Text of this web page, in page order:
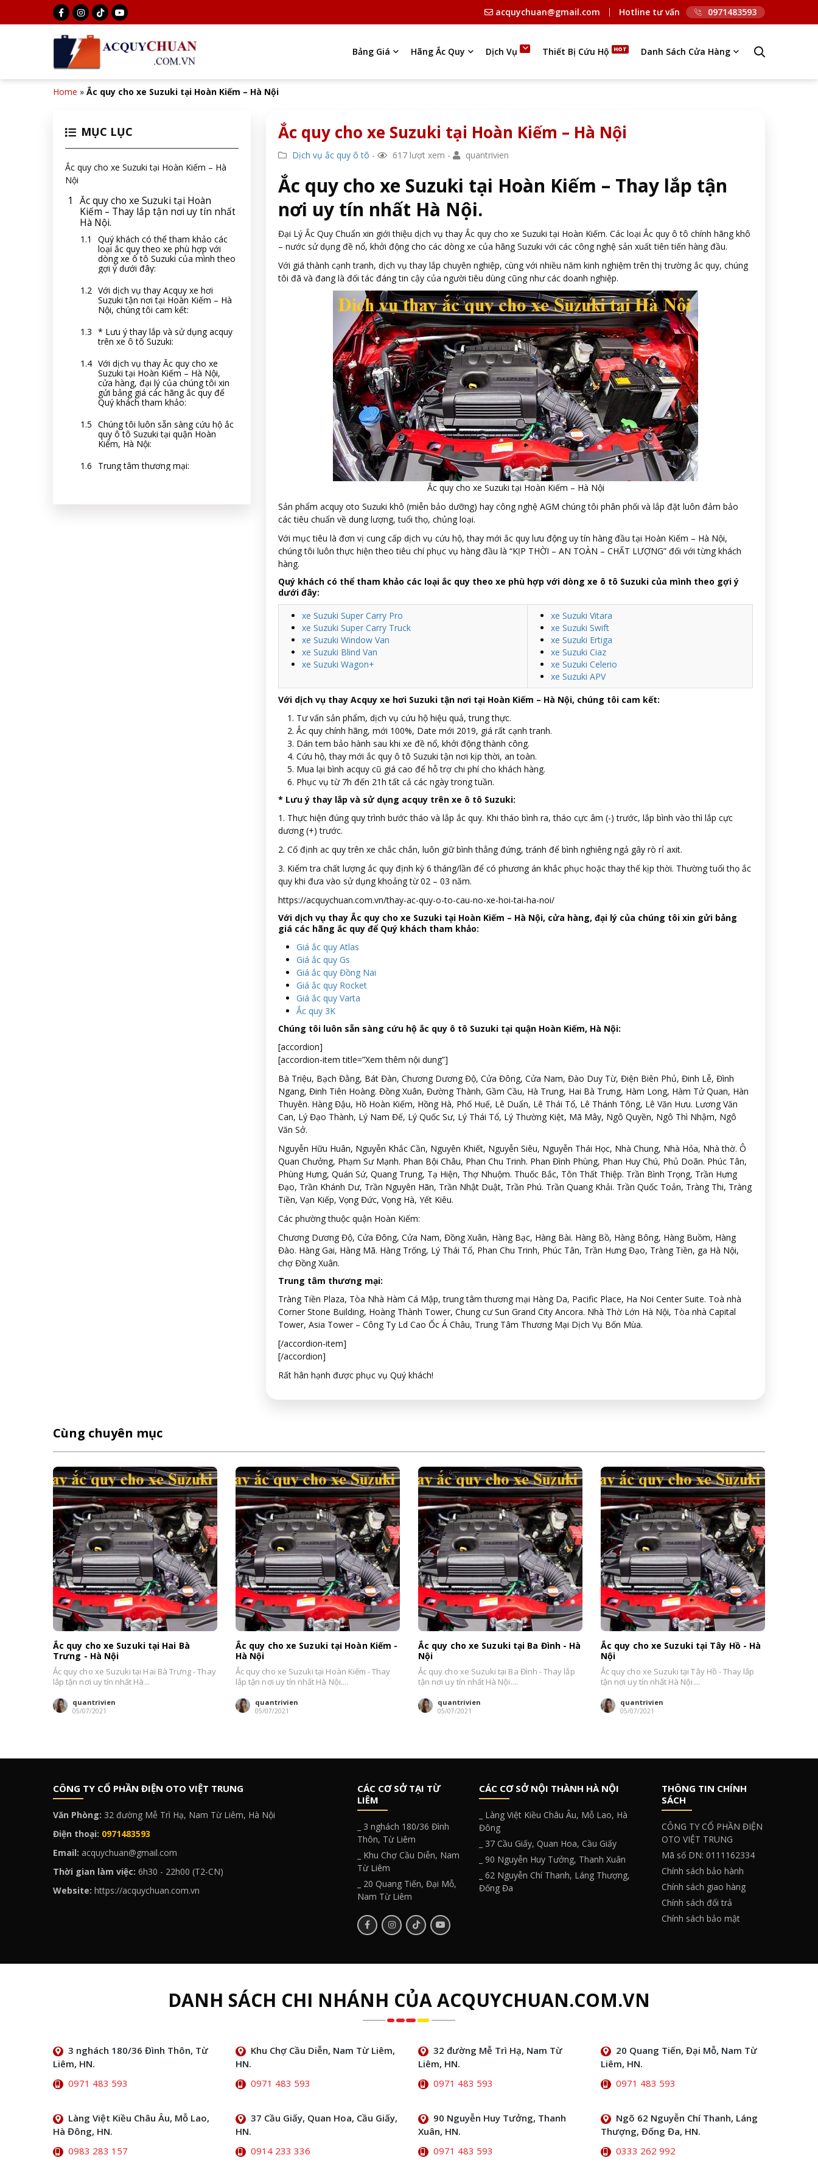
acquychuan@gmail.com Hotline tư vấn 0971483593
Bảng Giá Hãng Ắc Quy Dịch Vụ Thiết Bị Cứu Hộ Danh Sách Cửa Hàng
Home » Ắc quy cho xe Suzuki tại Hoàn Kiếm – Hà Nội
MỤC LỤC
Ắc quy cho xe Suzuki tại Hoàn Kiếm – Hà
Nội
Ắc quy cho xe Suzuki tại Hoàn
Kiếm – Thay lắp tận nơi uy tín nhất
Hà Nội.
Quý khách có thể tham khảo các
loại ắc quy theo xe phù hợp với
dòng xe ô tô Suzuki của mình theo
gợi ý dưới đây:
Với dịch vụ thay Acquy xe hơi
Suzuki tận nơi tại Hoàn Kiếm – Hà
Nội, chúng tôi cam kết:
* Lưu ý thay lắp và sử dụng acquy
trên xe ô tô Suzuki:
Với dịch vụ thay Ắc quy cho xe
Suzuki tại Hoàn Kiếm – Hà Nội,
cửa hàng, đại lý của chúng tôi xin
gửi bảng giá các hãng ắc quy để
Quý khách tham khảo:
Chúng tôi luôn sẵn sàng cứu hộ ắc
quy ô tô Suzuki tại quận Hoàn
Kiếm, Hà Nội:
Trung tâm thương mại:
Ắc quy cho xe Suzuki tại Hoàn Kiếm – Hà Nội
Dịch vụ ắc quy ô tô - 617 lượt xem - quantrivien
Ắc quy cho xe Suzuki tại Hoàn Kiếm – Thay lắp tận
nơi uy tín nhất Hà Nội.
Đại Lý Ắc Quy Chuẩn xin giới thiệu dịch vụ thay Ắc quy cho xe Suzuki tại Hoàn Kiếm. Các loại Ắc quy ô tô chính hãng khô
– nước sử dụng đề nổ, khởi động cho các dòng xe của hãng Suzuki với các công nghệ sản xuất tiên tiến hàng đầu.
Với giá thành cạnh tranh, dịch vụ thay lắp chuyên nghiệp, cùng với nhiều năm kinh nghiệm trên thị trường ắc quy, chúng
tôi đã và đang là đối tác đáng tin cậy của người tiêu dùng cũng như các doanh nghiệp.
Ắc quy cho xe Suzuki tại Hoàn Kiếm – Hà Nội
Sản phẩm acquy oto Suzuki khô (miễn bảo dưỡng) hay công nghệ AGM chúng tôi phân phối và lắp đặt luôn đảm bảo
các tiêu chuẩn về dung lượng, tuổi thọ, chủng loại.
Với mục tiêu là đơn vị cung cấp dịch vụ cứu hộ, thay mới ắc quy lưu động uy tín hàng đầu tại Hoàn Kiếm – Hà Nội,
chúng tôi luôn thực hiện theo tiêu chí phục vụ hàng đầu là “KỊP THỜI – AN TOÀN – CHẤT LƯỢNG” đối với từng khách
hàng.
Quý khách có thể tham khảo các loại ắc quy theo xe phù hợp với dòng xe ô tô Suzuki của mình theo gợi ý
dưới đây:
xe Suzuki Super Carry Pro
xe Suzuki Super Carry Truck
xe Suzuki Window Van
xe Suzuki Blind Van
xe Suzuki Wagon+
xe Suzuki Vitara
xe Suzuki Swift
xe Suzuki Ertiga
xe Suzuki Ciaz
xe Suzuki Celerio
xe Suzuki APV
Với dịch vụ thay Acquy xe hơi Suzuki tận nơi tại Hoàn Kiếm – Hà Nội, chúng tôi cam kết:
Tư vấn sản phẩm, dịch vụ cứu hộ hiệu quả, trung thực.
Ắc quy chính hãng, mới 100%, Date mới 2019, giá rất cạnh tranh.
Dán tem bảo hành sau khi xe đề nổ, khởi động thành công.
Cứu hộ, thay mới ắc quy ô tô Suzuki tận nơi kịp thời, an toàn.
Mua lại bình acquy cũ giá cao để hỗ trợ chi phí cho khách hàng.
Phục vụ từ 7h đến 21h tất cả các ngày trong tuần.
* Lưu ý thay lắp và sử dụng acquy trên xe ô tô Suzuki:
1. Thực hiện đúng quy trình bước tháo và lắp ắc quy. Khi tháo bình ra, tháo cực âm (-) trước, lắp bình vào thì lắp cực
dương (+) trước.
2. Cố định ac quy trên xe chắc chắn, luôn giữ bình thẳng đứng, tránh để bình nghiêng ngả gây rò rỉ axit.
3. Kiểm tra chất lượng ắc quy định kỳ 6 tháng/lần để có phương án khắc phục hoặc thay thế kịp thời. Thường tuổi thọ ắc
quy khi đưa vào sử dụng khoảng từ 02 – 03 năm.
https://acquychuan.com.vn/thay-ac-quy-o-to-cau-no-xe-hoi-tai-ha-noi/
Với dịch vụ thay Ắc quy cho xe Suzuki tại Hoàn Kiếm – Hà Nội, cửa hàng, đại lý của chúng tôi xin gửi bảng
giá các hãng ắc quy để Quý khách tham khảo:
Giá ắc quy Atlas
Giá ắc quy Gs
Giá ắc quy Đồng Nai
Giá ắc quy Rocket
Giá ắc quy Varta
Ắc quy 3K
Chúng tôi luôn sẵn sàng cứu hộ ắc quy ô tô Suzuki tại quận Hoàn Kiếm, Hà Nội:
[accordion]
[accordion-item title=”Xem thêm nội dung”]
Bà Triệu, Bạch Đằng, Bát Đàn, Chương Dương Độ, Cửa Đông, Cửa Nam, Đào Duy Từ, Điện Biên Phủ, Đinh Lễ, Đình
Ngang, Đinh Tiên Hoàng. Đồng Xuân, Đường Thành, Gầm Cầu, Hà Trung, Hai Bà Trưng, Hàm Long, Hàm Tử Quan, Hàn
Thuyên. Hàng Đậu, Hồ Hoàn Kiếm, Hồng Hà, Phố Huế, Lê Duẩn, Lê Thái Tổ, Lê Thánh Tông, Lê Văn Hưu. Lương Văn
Can, Lý Đạo Thành, Lý Nam Đế, Lý Quốc Sư, Lý Thái Tổ, Lý Thường Kiệt, Mã Mây, Ngô Quyền, Ngô Thì Nhậm, Ngô
Văn Sở.
Nguyễn Hữu Huân, Nguyễn Khắc Cần, Nguyên Khiết, Nguyễn Siêu, Nguyễn Thái Học, Nhà Chung, Nhà Hỏa, Nhà thờ. Ô
Quan Chưởng, Phạm Sư Mạnh. Phan Bội Châu, Phan Chu Trinh. Phan Đình Phùng, Phan Huy Chú, Phủ Doãn. Phúc Tân,
Phùng Hưng, Quán Sứ, Quang Trung, Tạ Hiện, Thợ Nhuộm. Thuốc Bắc, Tôn Thất Thiệp. Trần Bình Trọng, Trần Hưng
Đạo, Trần Khánh Dư, Trần Nguyên Hãn, Trần Nhật Duật, Trần Phú. Trần Quang Khải. Trần Quốc Toản, Tràng Thi, Tràng
Tiền, Vạn Kiếp, Vọng Đức, Vọng Hà, Yết Kiêu.
Các phường thuộc quận Hoàn Kiếm:
Chương Dương Độ, Cửa Đông, Cửa Nam, Đồng Xuân, Hàng Bạc, Hàng Bài. Hàng Bồ, Hàng Bông, Hàng Buồm, Hàng
Đào. Hàng Gai, Hàng Mã. Hàng Trống, Lý Thái Tổ, Phan Chu Trinh, Phúc Tân, Trần Hưng Đạo, Tràng Tiền, ga Hà Nội,
chợ Đồng Xuân.
Trung tâm thương mại:
Tràng Tiền Plaza, Tòa Nhà Hàm Cá Mập, trung tâm thương mại Hàng Da, Pacific Place, Ha Noi Center Suite. Toà nhà
Corner Stone Building, Hoàng Thành Tower, Chung cư Sun Grand City Ancora. Nhà Thờ Lớn Hà Nội, Tòa nhà Capital
Tower, Asia Tower – Công Ty Ld Cao Ốc Á Châu, Trung Tâm Thương Mại Dịch Vụ Bốn Mùa.
[/accordion-item]
[/accordion]
Rất hân hạnh được phục vụ Quý khách!
Cùng chuyên mục
Ắc quy cho xe Suzuki tại Hai Bà
Trưng - Hà Nội
Ắc quy cho xe Suzuki tại Hai Bà Trưng - Thay
lắp tận nơi uy tín nhất Hà...
quantrivien
05/07/2021
Ắc quy cho xe Suzuki tại Hoàn Kiếm -
Hà Nội
Ắc quy cho xe Suzuki tại Hoàn Kiếm - Thay
lắp tận nơi uy tín nhất Hà Nội....
quantrivien
05/07/2021
Ắc quy cho xe Suzuki tại Ba Đình - Hà
Nội
Ắc quy cho xe Suzuki tại Ba Đình - Thay lắp
tận nơi uy tín nhất Hà Nội....
quantrivien
05/07/2021
Ắc quy cho xe Suzuki tại Tây Hồ - Hà
Nội
Ắc quy cho xe Suzuki tại Tây Hồ - Thay lắp
tận nơi uy tín nhất Hà Nội....
quantrivien
05/07/2021
CÔNG TY CỔ PHẦN ĐIỆN OTO VIỆT TRUNG
Văn Phòng: 32 đường Mễ Trì Hạ, Nam Từ Liêm, Hà Nội
Điện thoại: 0971483593
Email: acquychuan@gmail.com
Thời gian làm việc: 6h30 - 22h00 (T2-CN)
Website: https://acquychuan.com.vn
CÁC CƠ SỞ TẠI TỪ
LIÊM
_ 3 nghách 180/36 Đình
Thôn, Từ Liêm
_ Khu Chợ Cầu Diễn, Nam
Từ Liêm
_ 20 Quang Tiến, Đại Mỗ,
Nam Từ Liêm
CÁC CƠ SỞ NỘI THÀNH HÀ NỘI
_ Làng Việt Kiều Châu Âu, Mỗ Lao, Hà
Đông
_ 37 Cầu Giấy, Quan Hoa, Cầu Giấy
_ 90 Nguyễn Huy Tưởng, Thanh Xuân
_ 62 Nguyễn Chí Thanh, Láng Thượng,
Đống Đa
THÔNG TIN CHÍNH
SÁCH
CÔNG TY CỔ PHẦN ĐIỆN
OTO VIỆT TRUNG
Mã số DN: 0111162334
Chính sách bảo hành
Chính sách giao hàng
Chính sách đổi trả
Chính sách bảo mật
DANH SÁCH CHI NHÁNH CỦA ACQUYCHUAN.COM.VN
3 nghách 180/36 Đình Thôn, Từ
Liêm, HN.
0971 483 593
Khu Chợ Cầu Diễn, Nam Từ Liêm,
HN.
0971 483 593
32 đường Mễ Trì Hạ, Nam Từ
Liêm, HN.
0971 483 593
20 Quang Tiến, Đại Mỗ, Nam Từ
Liêm, HN.
0971 483 593
Làng Việt Kiều Châu Âu, Mỗ Lao,
Hà Đông, HN.
0983 283 157
37 Cầu Giấy, Quan Hoa, Cầu Giấy,
HN.
0914 233 336
90 Nguyễn Huy Tưởng, Thanh
Xuân, HN.
0971 483 593
Ngõ 62 Nguyễn Chí Thanh, Láng
Thượng, Đống Đa, HN.
0333 262 992